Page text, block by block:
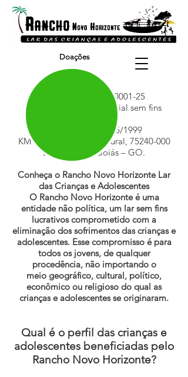
Doações
/0001-25
Entidade de caráter social sem fins
Fundado em 19/05/1999
KM 80, GO 020, Zona Rural, 75240-000
Bela Vista de Goiás – GO.
Conheça o Rancho Novo Horizonte Lar
das Crianças e Adolescentes
O Rancho Novo Horizonte é uma
entidade não política, um lar sem fins
lucrativos comprometido com a
eliminação dos sofrimentos das crianças e
adolescentes. Esse compromisso é para
todos os jovens, de qualquer
procedência, não importando o
meio geográfico, cultural, político,
econômico ou religioso do qual as
crianças e adolescentes se originaram.
Qual é o perfil das crianças e
adolescentes beneficiadas pelo
Rancho Novo Horizonte?